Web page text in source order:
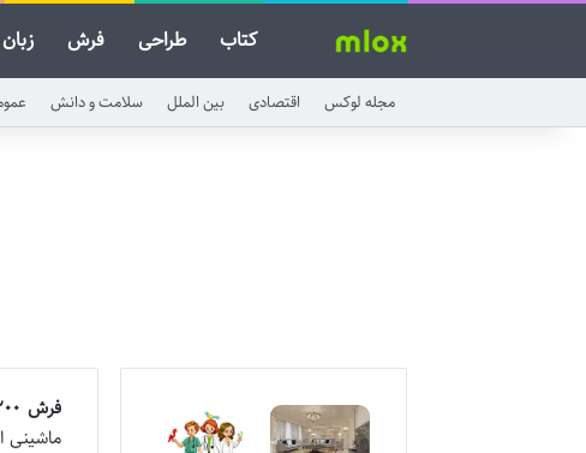
کتاب طراحی فرش زبان
مجله لوکس اقتصادی بین الملل سلامت و دانش
فرش ۱۲۰۰ شانه بهتره یا فرش ۱۵۰۰ شانه؟
ماشینی